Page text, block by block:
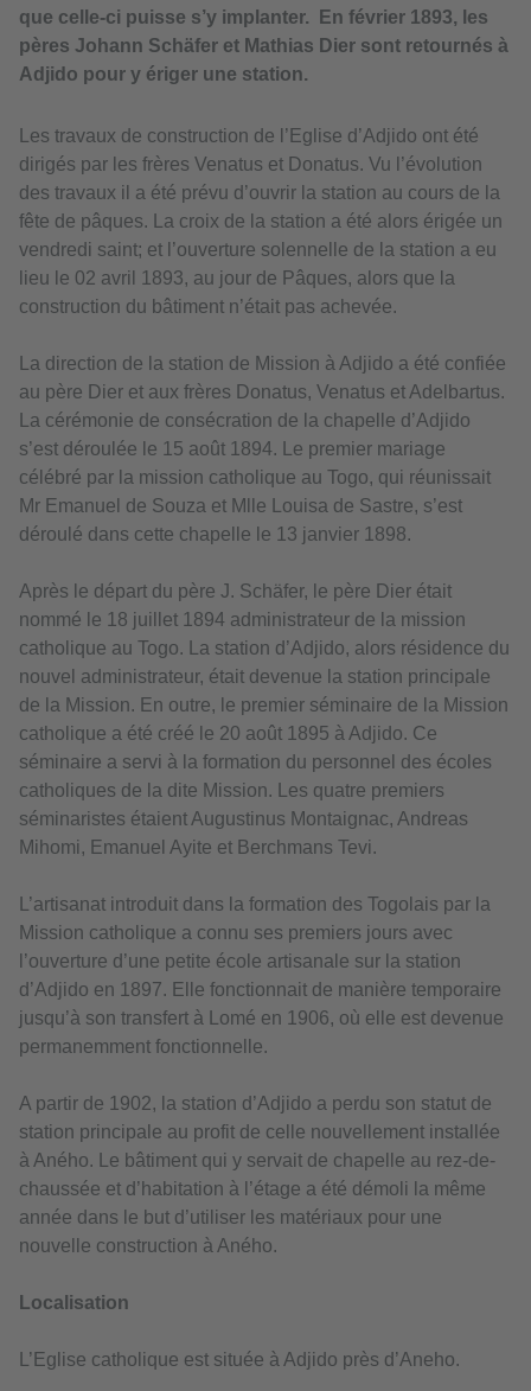
que celle-ci puisse s’y implanter. En février 1893, les
pères Johann Schäfer et Mathias Dier sont retournés à
Adjido pour y ériger une station.
Les travaux de construction de l’Eglise d’Adjido ont été
dirigés par les frères Venatus et Donatus. Vu l’évolution
des travaux il a été prévu d’ouvrir la station au cours de la
fête de pâques. La croix de la station a été alors érigée un
vendredi saint; et l’ouverture solennelle de la station a eu
lieu le 02 avril 1893, au jour de Pâques, alors que la
construction du bâtiment n’était pas achevée.
La direction de la station de Mission à Adjido a été confiée
au père Dier et aux frères Donatus, Venatus et Adelbartus.
La cérémonie de consécration de la chapelle d’Adjido
s’est déroulée le 15 août 1894. Le premier mariage
célébré par la mission catholique au Togo, qui réunissait
Mr Emanuel de Souza et Mlle Louisa de Sastre, s’est
déroulé dans cette chapelle le 13 janvier 1898.
Après le départ du père J. Schäfer, le père Dier était
nommé le 18 juillet 1894 administrateur de la mission
catholique au Togo. La station d’Adjido, alors résidence du
nouvel administrateur, était devenue la station principale
de la Mission. En outre, le premier séminaire de la Mission
catholique a été créé le 20 août 1895 à Adjido. Ce
séminaire a servi à la formation du personnel des écoles
catholiques de la dite Mission. Les quatre premiers
séminaristes étaient Augustinus Montaignac, Andreas
Mihomi, Emanuel Ayite et Berchmans Tevi.
L’artisanat introduit dans la formation des Togolais par la
Mission catholique a connu ses premiers jours avec
l’ouverture d’une petite école artisanale sur la station
d’Adjido en 1897. Elle fonctionnait de manière temporaire
jusqu’à son transfert à Lomé en 1906, où elle est devenue
permanemment fonctionnelle.
A partir de 1902, la station d’Adjido a perdu son statut de
station principale au profit de celle nouvellement installée
à Aného. Le bâtiment qui y servait de chapelle au rez-de-
chaussée et d’habitation à l’étage a été démoli la même
année dans le but d’utiliser les matériaux pour une
nouvelle construction à Aného.
Localisation
L’Eglise catholique est située à Adjido près d’Aneho.